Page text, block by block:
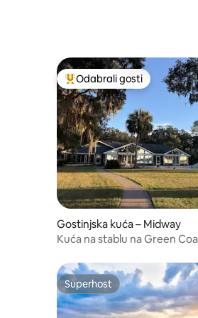
Među najviše rangiranima s
Odabrali gosti
Gostinjska kuća – Midway
Kuća na stablu na Green
Superhost
Superhost